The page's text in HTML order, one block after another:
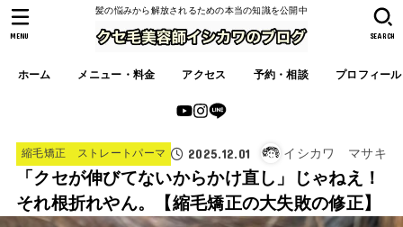
髪の悩みから解放されるための本当の知識を公開中
ホーム メニュー・料金 アクセス 予約・相談 プロフィール
SEARCH
MENU
縮毛矯正 ストレートパーマ 2025.12.01 イシカワ マサキ
「クセが伸びてないからかけ直し」じゃねえ！
それ根折れやん。【縮毛矯正の大失敗の修正】